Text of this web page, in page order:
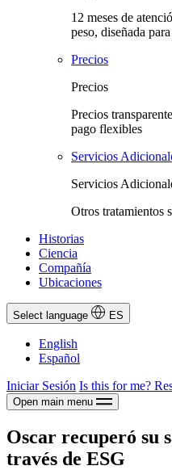
12 meses de
peso, diseñada
Precios
Precios
Precios
pago flexibles
Servicios
Servicios
Otros tratamientos
Historias
Ciencia
Compañía
Ubicaciones
Select language ES
English
Español
Iniciar Sesión Is this for me?
Open main menu
Oscar recuperó su
través de ESG